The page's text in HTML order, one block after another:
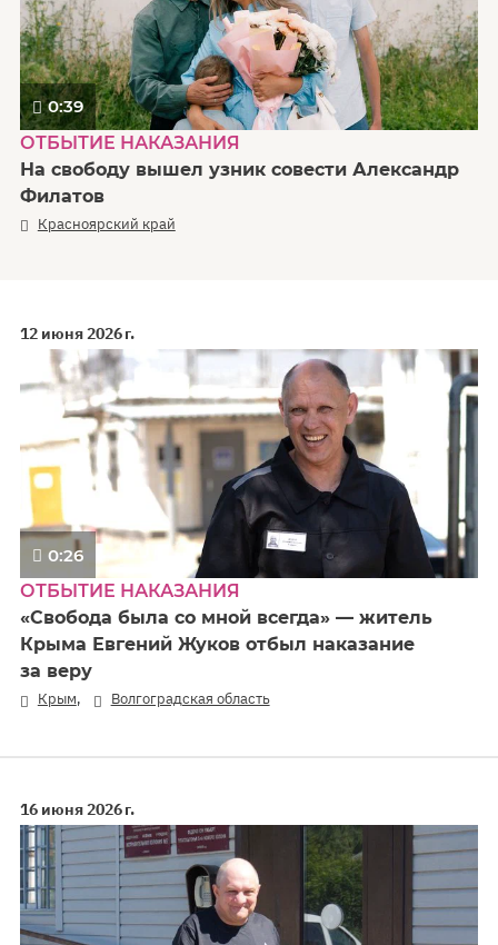
0:39
ОТБЫТИЕ НАКАЗАНИЯ
На свободу вышел узник совести Александр
Филатов
Красноярский край
12 июня 2026 г.
0:26
ОТБЫТИЕ НАКАЗАНИЯ
«Свобода была со мной всегда» — житель
Крыма Евгений Жуков отбыл наказание
за веру
Крым, Волгоградская область
16 июня 2026 г.